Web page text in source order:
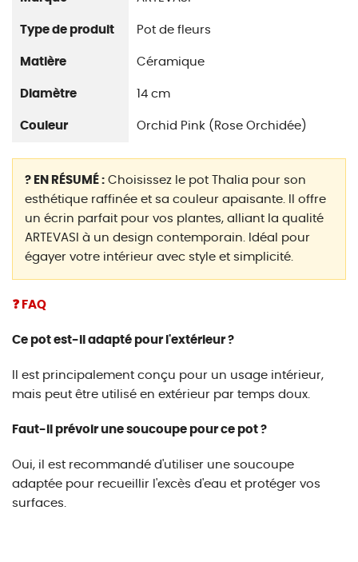
Type de produit Pot de fleurs
Matière Céramique
Diamètre 14 cm
Couleur Orchid Pink (Rose Orchidée)
? EN RÉSUMÉ : Choisissez le pot Thalia pour son
esthétique raffinée et sa couleur apaisante. Il offre
un écrin parfait pour vos plantes, alliant la qualité
ARTEVASI à un design contemporain. Idéal pour
égayer votre intérieur avec style et simplicité.
❓ FAQ
Ce pot est-il adapté pour l'extérieur ?
Il est principalement conçu pour un usage intérieur,
mais peut être utilisé en extérieur par temps doux.
Faut-il prévoir une soucoupe pour ce pot ?
Oui, il est recommandé d'utiliser une soucoupe
adaptée pour recueillir l'excès d'eau et protéger vos
surfaces.